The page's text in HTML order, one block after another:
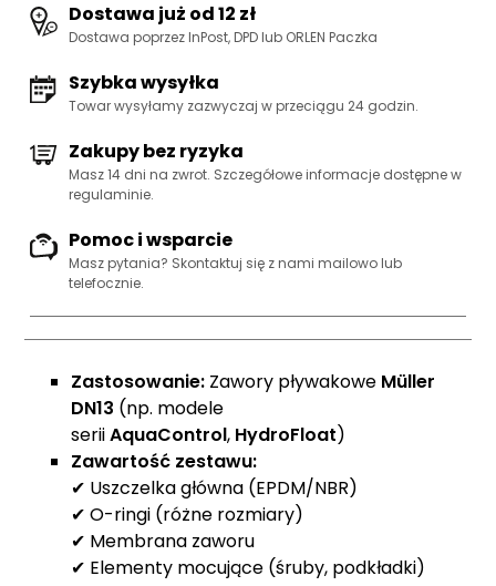
Dostawa już od 12 zł
Dostawa poprzez InPost, DPD lub ORLEN Paczka
Szybka wysyłka
Towar wysyłamy zazwyczaj w przeciągu 24 godzin.
Zakupy bez ryzyka
Masz 14 dni na zwrot. Szczegółowe informacje dostępne w
regulaminie.
Pomoc i wsparcie
Masz pytania? Skontaktuj się z nami mailowo lub
telefocznie.
Zastosowanie: Zawory pływakowe Müller
DN13 (np. modele
seriiAquaControl, HydroFloat)
Zawartość zestawu:
✔ Uszczelka główna (EPDM/NBR)
✔ O-ringi (różne rozmiary)
✔ Membrana zaworu
✔ Elementy mocujące (śruby, podkładki)